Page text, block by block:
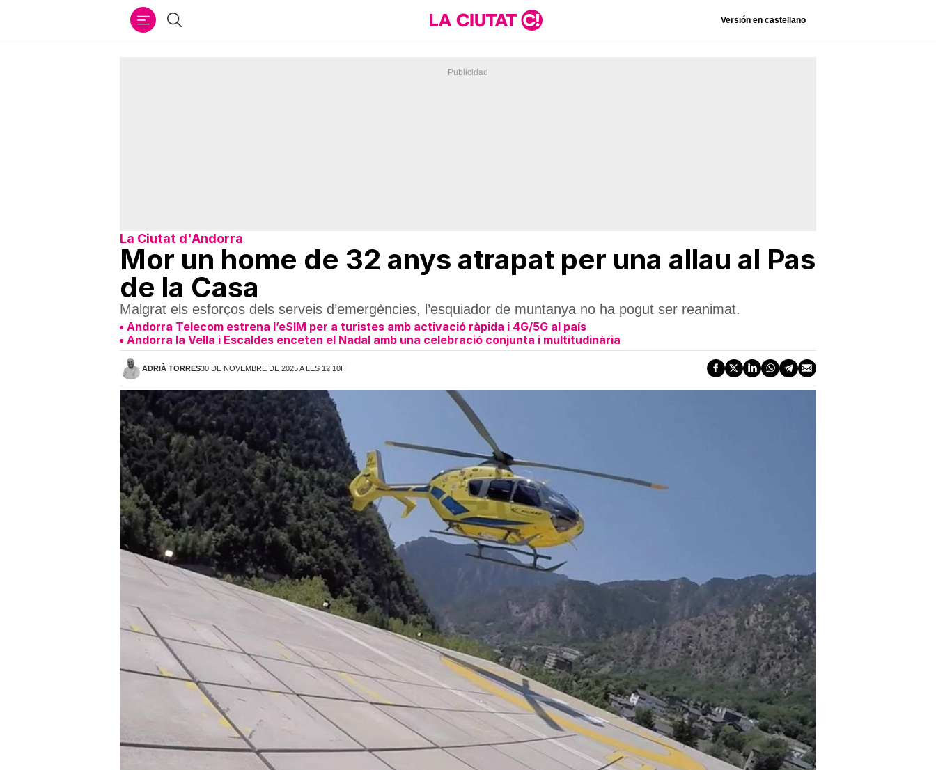
Cercar Versión en castellano
La Ciutat d'Andorra
Mor un home de 32 anys atrapat per una allau al Pas
de la Casa
Malgrat els esforços dels serveis d’emergències, l’esquiador de muntanya no ha pogut ser reanimat.
Andorra Telecom estrena l’eSIM per a turistes amb activació ràpida i 4G/5G al país
Andorra la Vella i Escaldes enceten el Nadal amb una celebració conjunta i multitudinària
ADRIÀ TORRES30 DE NOVEMBRE DE 2025 A LES 12:10H